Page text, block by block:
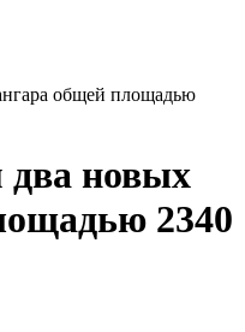
общей площадью
два новых
2340